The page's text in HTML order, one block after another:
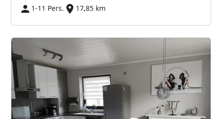
1-11 Pers.
17,85 km